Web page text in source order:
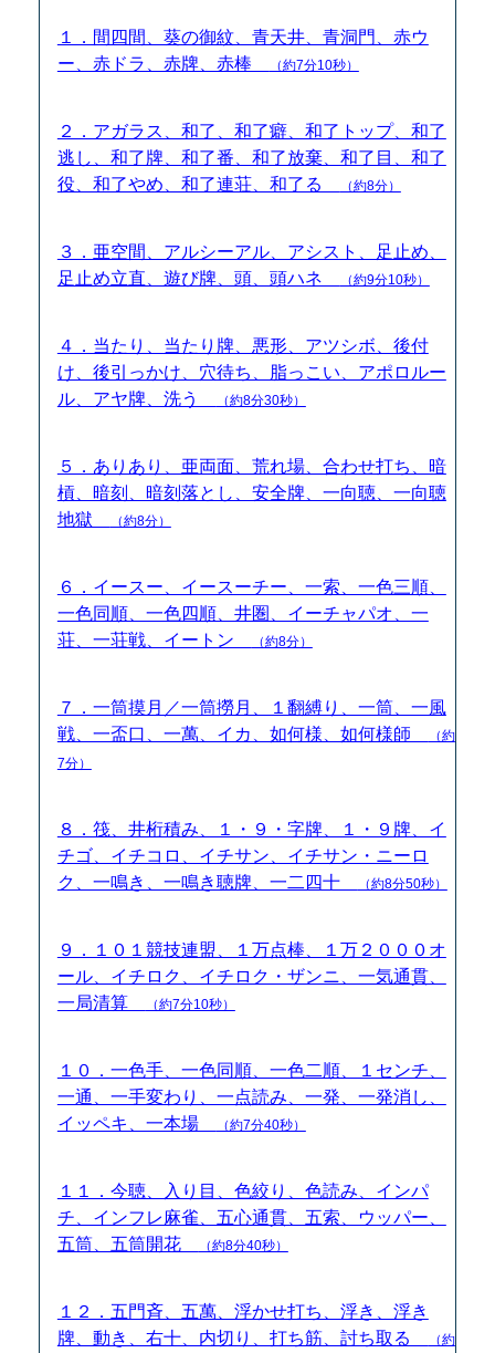
１．間四間、葵の御紋、青天井、青洞門、赤ウ
ー、赤ドラ、赤牌、赤棒
（約7分10秒）
２．アガラス、和了、和了癖、和了トップ、和了
逃し、和了牌、和了番、和了放棄、和了目、和了
役、和了やめ、和了連荘、和了る
（約8分）
３．亜空間、アルシーアル、アシスト、足止め、
足止め立直、遊び牌、頭、頭ハネ
（約9分10秒）
４．当たり、当たり牌、悪形、アツシボ、後付
け、後引っかけ、穴待ち、脂っこい、アポロルー
ル、アヤ牌、洗う
（約8分30秒）
５．ありあり、亜両面、荒れ場、合わせ打ち、暗
槓、暗刻、暗刻落とし、安全牌、一向聴、一向聴
地獄
（約8分）
６．イースー、イースーチー、一索、一色三順、
一色同順、一色四順、井圏、イーチャパオ、一
荘、一荘戦、イートン
（約8分）
７．一筒摸月／一筒撈月、１翻縛り、一筒、一風
戦、一盃口、一萬、イカ、如何様、如何様師
（約
7分）
８．筏、井桁積み、１・９・字牌、１・９牌、イ
チゴ、イチコロ、イチサン、イチサン・ニーロ
ク、一鳴き、一鳴き聴牌、一二四十
（約8分50秒）
９．１０１競技連盟、１万点棒、１万２０００オ
ール、イチロク、イチロク・ザンニ、一気通貫、
一局清算
（約7分10秒）
１０．一色手、一色同順、一色二順、１センチ、
一通、一手変わり、一点読み、一発、一発消し、
イッペキ、一本場
（約7分40秒）
１１．今聴、入り目、色絞り、色読み、インパ
チ、インフレ麻雀、五心通貫、五索、ウッパー、
五筒、五筒開花
（約8分40秒）
１２．五門斉、五萬、浮かせ打ち、浮き、浮き
牌、動き、右十、内切り、打ち筋、討ち取る
（約